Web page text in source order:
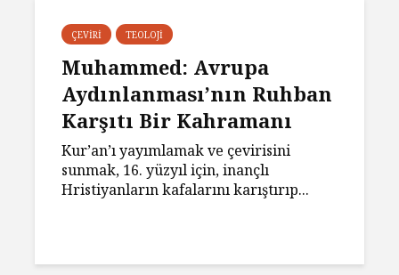
ÇEVIRI TEOLOJI
Muhammed: Avrupa
Aydınlanması’nın Ruhban
Karşıtı Bir Kahramanı
Kur’an’ı yayımlamak ve çevirisini
sunmak, 16. yüzyıl için, inançlı
Hristiyanların kafalarını karıştırıp...